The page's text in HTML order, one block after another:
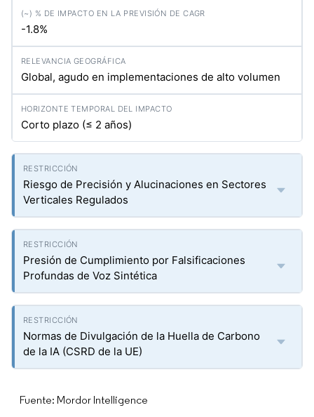
-1.8%
Global, agudo en implementaciones de alto volumen
Corto plazo (≤ 2 años)
Riesgo de Precisión y Alucinaciones en Sectores
Verticales Regulados
Presión de Cumplimiento por Falsificaciones
Profundas de Voz Sintética
Normas de Divulgación de la Huella de Carbono
de la IA (CSRD de la UE)
Fuente: Mordor Intelligence